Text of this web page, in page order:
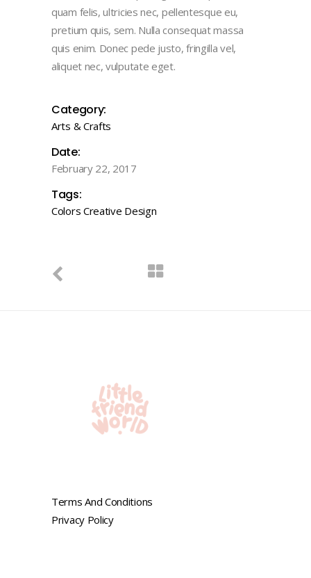
quam felis, ultricies nec, pellentesque eu,
pretium quis, sem. Nulla consequat massa
quis enim. Donec pede justo, fringilla vel,
aliquet nec, vulputate eget.
Category:
Arts & Crafts
Date:
February 22, 2017
Tags:
Colors Creative Design
Terms And Conditions
Privacy Policy